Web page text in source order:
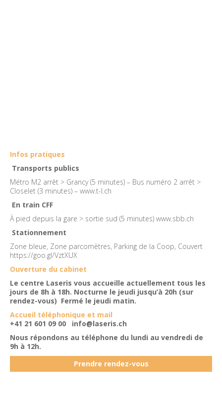
Infos pratiques
Transports publics
Métro M2 arrêt > Grancy (5 minutes) – Bus numéro 2 arrêt >
Closelet (3 minutes) – www.t-l.ch
En train CFF
À pied depuis la gare > sortie sud (5 minutes) www.sbb.ch
Stationnement
Zone bleue, Zone parcomètres, Parking de la Coop, Couvert
https://goo.gl/VztXUX
Ouverture du cabinet
Le centre Laseris vous accueille actuellement tous les
jours de 8h à 18h. Nocturne le jeudi jusqu’à 20h (sur
rendez-vous) Fermé le jeudi matin.
Accueil téléphonique et mail
+41 21 601 09 00
info@laseris.ch
Nous répondons au téléphone du lundi au vendredi de
9h à 12h.
Prendre rendez-vous